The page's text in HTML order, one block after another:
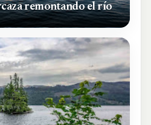
remontando el río